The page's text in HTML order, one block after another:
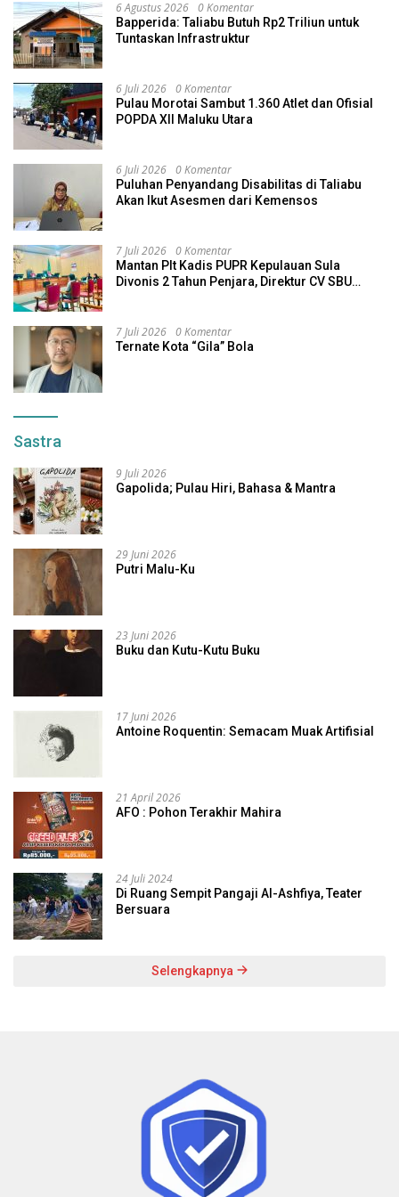
6 Agustus 2026 0 Komentar
Bapperida: Taliabu Butuh Rp2 Triliun untuk
Tuntaskan Infrastruktur
6 Juli 2026 0 Komentar
Pulau Morotai Sambut 1.360 Atlet dan Ofisial
POPDA XII Maluku Utara
6 Juli 2026 0 Komentar
Puluhan Penyandang Disabilitas di Taliabu
Akan Ikut Asesmen dari Kemensos
7 Juli 2026 0 Komentar
Mantan Plt Kadis PUPR Kepulauan Sula
Divonis 2 Tahun Penjara, Direktur CV SBU
7 Juli 2026 0 Komentar
Ternate Kota “Gila” Bola
Sastra
9 Juli 2026
Gapolida; Pulau Hiri, Bahasa & Mantra
29 Juni 2026
Putri Malu-Ku
23 Juni 2026
Buku dan Kutu-Kutu Buku
17 Juni 2026
Antoine Roquentin: Semacam Muak Artifisial
21 April 2026
AFO : Pohon Terakhir Mahira
24 Juli 2024
Di Ruang Sempit Pangaji Al-Ashfiya, Teater
Bersuara
Selengkapnya